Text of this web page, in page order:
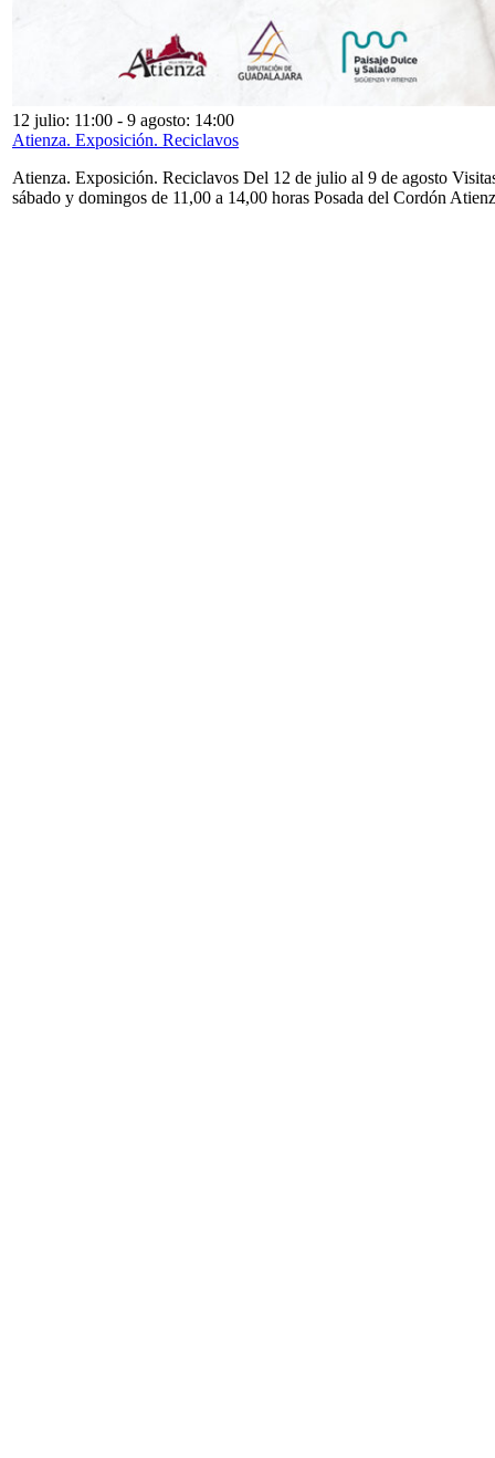
12 julio: 11:00 - 9 agosto: 14:00
Atienza. Exposición. Reciclavos
Atienza. Exposición. Reciclavos Del 12 de julio al 9 de agosto
sábado y domingos de 11,00 a 14,00 horas Posada del Cordón